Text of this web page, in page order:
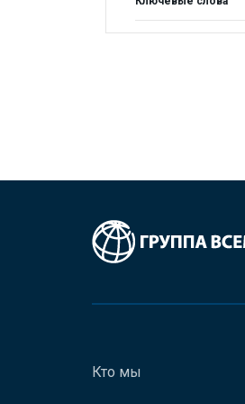
Кто мы